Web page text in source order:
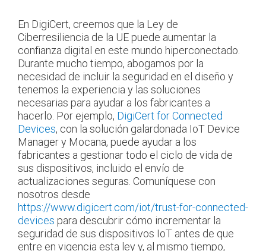
En DigiCert, creemos que la Ley de
Ciberresiliencia de la UE puede aumentar la
confianza digital en este mundo hiperconectado.
Durante mucho tiempo, abogamos por la
necesidad de incluir la seguridad en el diseño y
tenemos la experiencia y las soluciones
necesarias para ayudar a los fabricantes a
hacerlo. Por ejemplo, DigiCert for Connected
Devices, con la solución galardonada IoT Device
Manager y Mocana, puede ayudar a los
fabricantes a gestionar todo el ciclo de vida de
sus dispositivos, incluido el envío de
actualizaciones seguras. Comuníquese con
nosotros desde
https://www.digicert.com/iot/trust-for-connected-
devices para descubrir cómo incrementar la
seguridad de sus dispositivos IoT antes de que
entre en vigencia esta ley y, al mismo tiempo,